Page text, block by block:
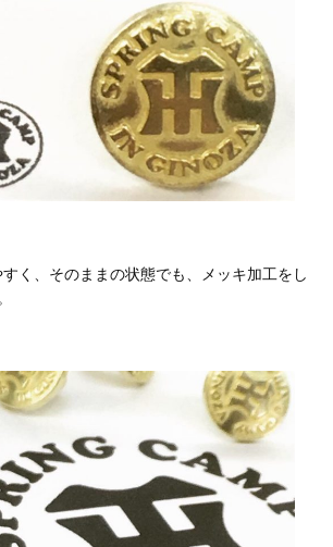
く、そのままの状態でも、メッキ加工をし